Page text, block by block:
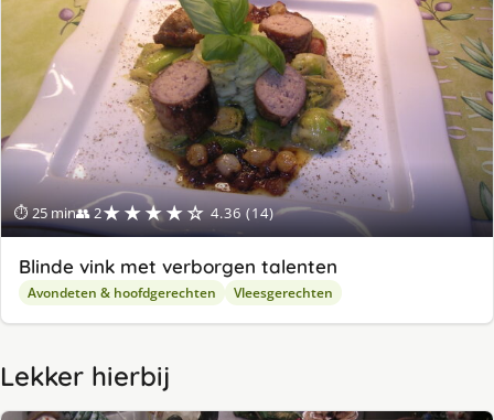
⏱ 25 min👥 2★★★★☆ 4.36 (14)
Blinde vink met verborgen talenten
Avondeten & hoofdgerechten Vleesgerechten
Lekker hierbij